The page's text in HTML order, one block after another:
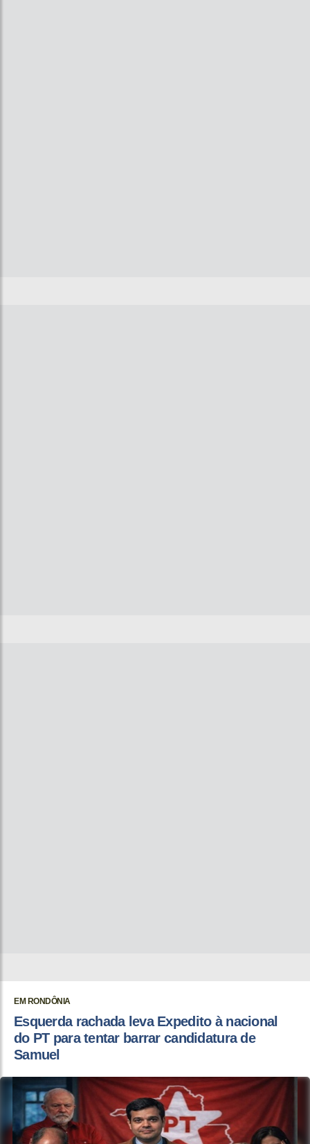
EM RONDÔNIA
Esquerda rachada leva Expedito à nacional
do PT para tentar barrar candidatura de
Samuel